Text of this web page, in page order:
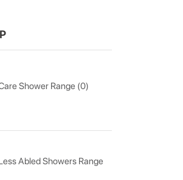
Shower Range (0)
Abled Showers Range